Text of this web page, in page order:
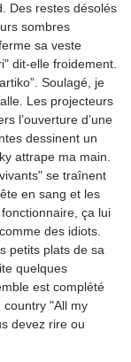
Des restes désolés
sombres
sa veste
dit-elle froidement.
Soulagé, je
Les projecteurs
l’ouverture d’une
dessinent un
attrape ma main.
se traînent
en sang et les
ça lui
des idiots.
petits plats de sa
quelques
est complété
"All my
devez rire ou